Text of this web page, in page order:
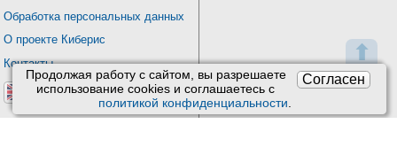
⬆
Согласен
Продолжая работу с сайтом, вы разрешаете
использование сookies и соглашаетесь с
политикой конфиденциальности.
Обработка персональных данных
О проекте Киберис
Контакты
Версия: 4.9